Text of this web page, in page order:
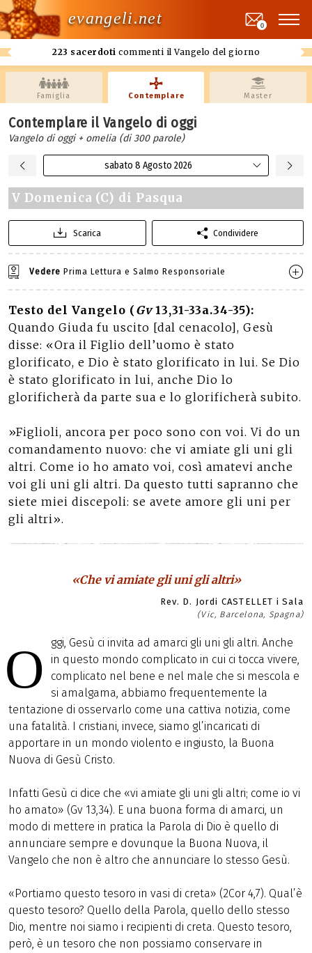
evangeli.net
223 sacerdoti commenti il Vangelo del giorno
0
Famiglia Contemplare Master
Contemplare il Vangelo di oggi
Vangelo di oggi + omelia (di 300 parole)
sabato 8 Agosto 2026
V Domenica (C) di Pasqua
Scarica Condividere
Vedere Prima Lettura e Salmo Responsoriale
Testo del Vangelo (Gv13,31-33a.34-35):
Quando Giuda fu uscito [dal cenacolo], Gesù
disse: «Ora il Figlio dell’uomo è stato
glorificato, e Dio è stato glorificato in lui. Se Dio
è stato glorificato in lui, anche Dio lo
glorificherà da parte sua e lo glorificherà subito.
»Figlioli, ancora per poco sono con voi. Vi do un
comandamento nuovo: che vi amiate gli uni gli
altri. Come io ho amato voi, così amatevi anche
voi gli uni gli altri. Da questo tutti sapranno che
siete miei discepoli: se avete amore gli uni per
gli altri».
«Che vi amiate gli uni gli altri»
Rev. D. Jordi CASTELLET i Sala
(Vic, Barcelona, Spagna)
O
ggi, Gesù ci invita ad amarci gli uni gli altri. Anche
in questo mondo complicato in cui ci tocca vivere,
complicato nel bene e nel male che si mescola e
si amalgama, abbiamo frequentemente la
tentazione di osservarlo come una cattiva notizia, come
una fatalità. I cristiani, invece, siamo gl’incaricati di
apportare in un mondo violento e ingiusto, la Buona
Nuova di Gesù Cristo.
Infatti Gesù ci dice che «vi amiate gli uni gli altri; come io vi
ho amato» (Gv 13,34). E una buona forma di amarci, un
modo di mettere in pratica la Parola di Dio è quello di
annunciare sempre e dovunque la Buona Nuova, il
Vangelo che non è altro che annunciare lo stesso Gesù.
«Portiamo questo tesoro in vasi di creta» (2Cor 4,7). Qual’è
questo tesoro? Quello della Parola, quello dello stesso
Dio, mentre noi siamo i recipienti di creta. Questo tesoro,
però, è un tesoro che non possiamo conservare in